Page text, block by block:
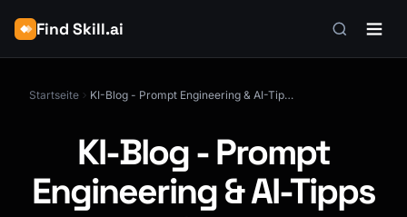
Find Skill.ai
Startseite KI-Blog - Prompt Engineering & AI-Tipps meistern
KI-Blog - Prompt
Engineering & AI-Tipps